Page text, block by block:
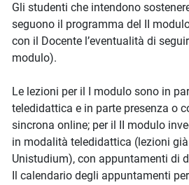
Gli studenti che intendono
seguono il programma del II
con il Docente l’eventualità di
modulo).
Le lezioni per il I modulo sono in
teledidattica e in parte presenza o
sincrona online; per il II modulo
in modalità teledidattica (lezioni
Unistudium), con appuntamenti di
Il calendario degli appuntamenti